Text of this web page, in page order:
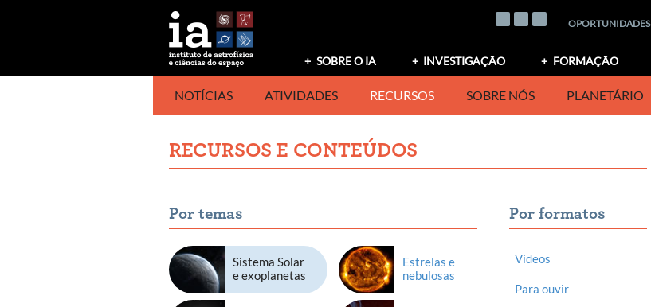
OPORTUNIDADES
SOBRE O IA INVESTIGAÇÃO FORMAÇÃO
NOTÍCIAS ATIVIDADES RECURSOS SOBRE NÓS PLANETÁRIO
RECURSOS E CONTEÚDOS
Por temas
Sistema Solar
e exoplanetas
Estrelas e
nebulosas
Por formatos
Vídeos
Para ouvir